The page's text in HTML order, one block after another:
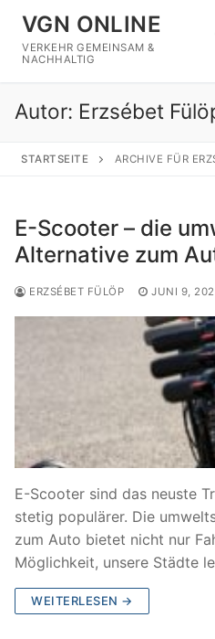
Inhalt
springen
VGN ONLINE
VERKEHR GEMEINSAM &
NACHHALTIG
Suchen
Autor: Erzsébet
STARTSEITE ARCHIVE FÜR
E-Scooter – die
Alternative zum
ERZSÉBET FÜLÖP JUNI 9,
E-Scooter sind das neuste
stetig populärer. Die
zum Auto bietet nicht nur
Möglichkeit, unsere Städte
WEITERLESEN →